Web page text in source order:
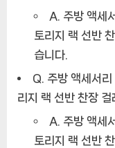
A. 주방 액세
토리지 랙 선반
습니다.
Q. 주방 액세서
리지 랙 선반 찬장
A. 주방 액세
토리지 랙 선반